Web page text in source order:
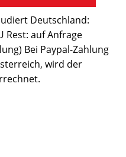
Deutschland:
Rest: auf Anfrage
Bei Paypal-Zahlung
wird der